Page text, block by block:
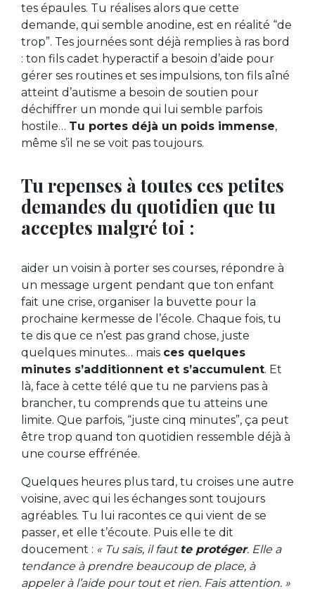
tes épaules. Tu réalises alors que cette
demande, qui semble anodine, est en réalité “de
trop”. Tes journées sont déjà remplies à ras bord
: ton fils cadet hyperactif a besoin d’aide pour
gérer ses routines et ses impulsions, ton fils aîné
atteint d’autisme a besoin de soutien pour
déchiffrer un monde qui lui semble parfois
hostile… Tu portes déjà un poids immense,
même s’il ne se voit pas toujours.
Tu repenses à toutes ces petites
demandes du quotidien que tu
acceptes malgré toi :
aider un voisin à porter ses courses, répondre à
un message urgent pendant que ton enfant
fait une crise, organiser la buvette pour la
prochaine kermesse de l’école. Chaque fois, tu
te dis que ce n’est pas grand chose, juste
quelques minutes… mais ces quelques
minutes s’additionnent et s’accumulent. Et
là, face à cette télé que tu ne parviens pas à
brancher, tu comprends que tu atteins une
limite. Que parfois, “juste cinq minutes”, ça peut
être trop quand ton quotidien ressemble déjà à
une course effrénée.
Quelques heures plus tard, tu croises une autre
voisine, avec qui les échanges sont toujours
agréables. Tu lui racontes ce qui vient de se
passer, et elle t’écoute. Puis elle te dit
doucement : « Tu sais, il faut te protéger. Elle a
tendance à prendre beaucoup de place, à
appeler à l’aide pour tout et rien. Fais attention. »